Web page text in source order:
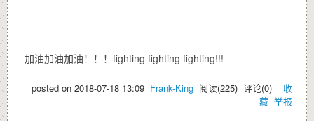
加油加油加油！！！fighting fighting fighting!!!
posted on 2018-07-18 13:09 Frank-King 阅读(225) 评论(0) 收
藏 举报